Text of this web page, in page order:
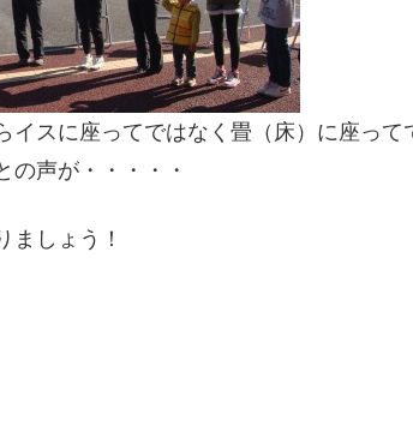
イスに座ってではなく畳（床）に座って
の声が・・・・・
ましょう！